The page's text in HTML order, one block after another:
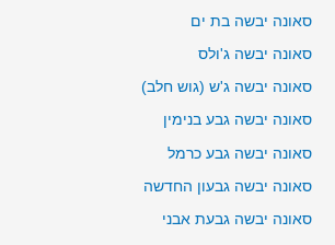
סאונה יבשה בת ים
סאונה יבשה ג'ולס
סאונה יבשה ג'ש (גוש חלב)
סאונה יבשה גבע בנימין
סאונה יבשה גבע כרמל
סאונה יבשה גבעון החדשה
סאונה יבשה גבעת אבני